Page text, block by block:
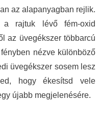
az alapanyagban rejlik.
a rajtuk lévő fém-oxid
az üvegékszer többarcú
nézve különböző
üvegékszer sosem lesz
hogy ékesítsd vele
újabb megjelenésére.